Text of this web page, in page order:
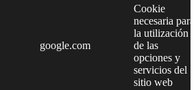
google.com
Cookie
necesaria para
la utilización
de las
opciones y
servicios del
sitio web